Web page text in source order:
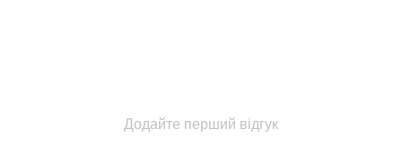
Додайте перший відгук